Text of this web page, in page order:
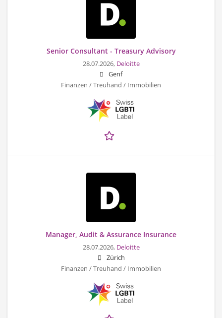
Senior Consultant - Treasury Advisory
28.07.2026, Deloitte
Genf
Finanzen / Treuhand / Immobilien
Manager, Audit & Assurance Insurance
28.07.2026, Deloitte
Zürich
Finanzen / Treuhand / Immobilien